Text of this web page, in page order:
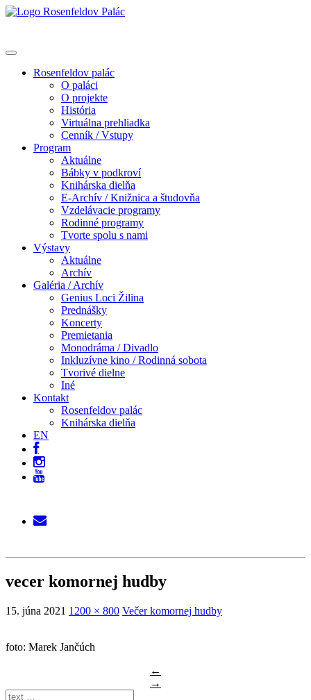
Rosenfeldov palác
O paláci
O projekte
História
Virtuálna prehliadka
Cenník / Vstupy
Program
Aktuálne
Bábky v podkroví
Knihárska dielňa
E-Archív / Knižnica a študovňa
Vzdelávacie programy
Rodinné programy
Tvorte spolu s nami
Výstavy
Aktuálne
Archív
Galéria / Archív
Genius Loci Žilina
Prednášky
Koncerty
Premietania
Monodráma / Divadlo
Inkluzívne kino / Rodinná sobota
Tvorivé dielne
Iné
Kontakt
Rosenfeldov palác
Knihárska dielňa
EN
vecer komornej hudby
15. júna 2021 1200 × 800 Večer komornej hudby
foto: Marek Jančúch
←
→